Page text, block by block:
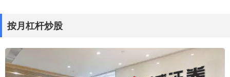
按月杠杆炒股